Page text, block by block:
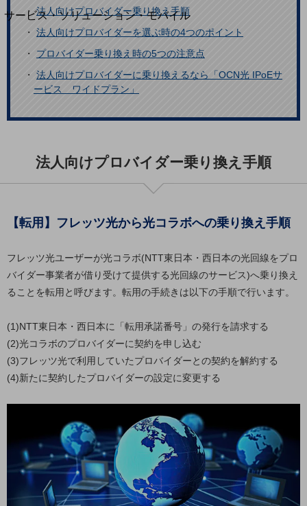
サービス・ソリューション・モバイル
サービス・ソリューションTOP
DXに関する課題を解決する
サービス・ソリューションをご紹介
カテゴリーで探す
カテゴリーで探すTOP
ネットワーク・モバイル
電話・映像コミュニケーション
AI
データ利活用
運用管理
業務支援・マーケティング
災害対策・BCP
課題・ニーズで探すTOP
コミュニケーション・情報共有
マーケティング
業務効率化
・法人向けプロバイダー乗り換え手順
・ 法人向けプロバイダーを選ぶ時の4つのポイント
・ プロバイダー乗り換え時の5つの注意点
・ 法人向けプロバイダーに乗り換えるなら「OCN光 IPoEサ
ービス ワイドプラン」
法人向けプロバイダー乗り換え手順
【転用】フレッツ光から光コラボへの乗り換え手順
フレッツ光ユーザーが光コラボ(NTT東日本・西日本の光回線をプロ
バイダー事業者が借り受けて提供する光回線のサービス)へ乗り換え
ることを転用と呼びます。転用の手続きは以下の手順で行います。
(1)NTT東日本・西日本に「転用承諾番号」の発行を請求する
(2)光コラボのプロバイダーに契約を申し込む
(3)フレッツ光で利用していたプロバイダーとの契約を解約する
(4)新たに契約したプロバイダーの設定に変更する